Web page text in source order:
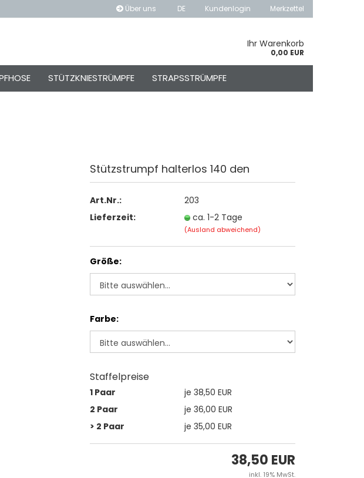
Über uns DE Kundenlogin
Konto erstellen
Merkzettel
Ihr Warenkorb
0,00 EUR
STÜTZKNIESTRÜMPFE STRAPSSTRÜMPFE
Stütz­strumpf hal­ter­los 140 den
Art.Nr.:
203
Lieferzeit:
ca. 1-2 Tage
(Ausland abweichend)
Größe:
Farbe:
Staffelpreise
1 Paar
je 38,50 EUR
2 Paar
je 36,00 EUR
> 2 Paar
je 35,00 EUR
38,50 EUR
inkl. 19% MwSt.